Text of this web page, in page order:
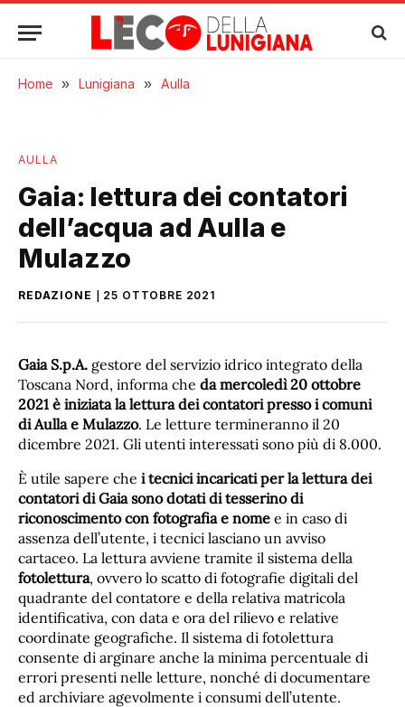
Home » Lunigiana » Aulla
AULLA
Gaia: lettura dei contatori
dell’acqua ad Aulla e
Mulazzo
REDAZIONE 25 OTTOBRE 2021
Gaia S.p.A. gestore del servizio idrico integrato della
Toscana Nord, informa che da mercoledì 20 ottobre
2021 è iniziata la lettura dei contatori presso i comuni
di Aulla e Mulazzo. Le letture termineranno il 20
dicembre 2021. Gli utenti interessati sono più di 8.000.
È utile sapere che i tecnici incaricati per la lettura dei
contatori di Gaia sono dotati di tesserino di
riconoscimento con fotografia e nome e in caso di
assenza dell’utente, i tecnici lasciano un avviso
cartaceo. La lettura avviene tramite il sistema della
fotolettura, ovvero lo scatto di fotografie digitali del
quadrante del contatore e della relativa matricola
identificativa, con data e ora del rilievo e relative
coordinate geografiche. Il sistema di fotolettura
consente di arginare anche la minima percentuale di
errori presenti nelle letture, nonché di documentare
ed archiviare agevolmente i consumi dell’utente.